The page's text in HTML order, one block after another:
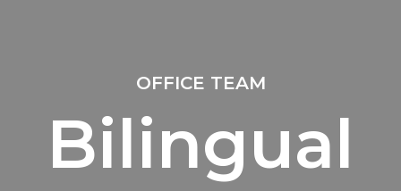
OFFICE TEAM
Bilingual